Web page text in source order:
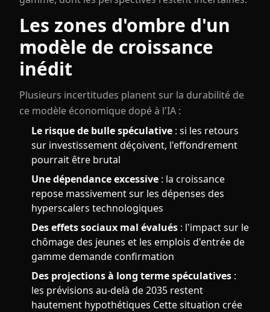
Les zones d'ombre d'un
modèle de croissance
inédit
Plusieurs incertitudes planent sur la durabilité de
ce modèle économique dopé à l'IA :
Le risque de bulle spéculative : si les retours
sur investissement déçoivent, l'effondrement
pourrait être brutal
Une dépendance excessive : la croissance
repose massivement sur les dépenses des
hyperscalers technologiques
Des effets sociaux mal évalués : l'impact sur le
chômage des jeunes et les emplois d'entrée de
gamme demande confirmation
Des projections à long terme spéculatives :
les prévisions au-delà de 2035 restent
hautement hypothétiques Cette situation crée